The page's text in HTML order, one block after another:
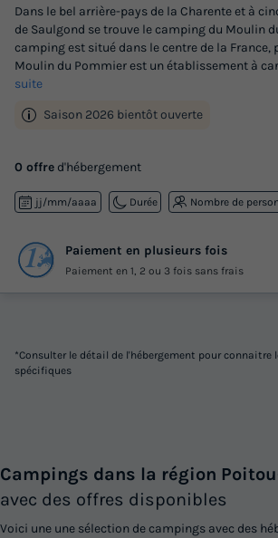
Dans le bel arrière-pays de la Charente et à
de Saulgond se trouve le camping du Moulin
camping est situé dans le centre de la France,
Moulin du Pommier est un établissement à
suite
Saison 2026 bientôt ouverte
0 offre d'hébergement
jj/mm/aaaa Durée Nombre de
Paiement en plusieurs fois
Paiement en 1, 2 ou 3 fois sans frais
*Consulter le détail de l'hébergement pour connaitre
spécifiques
Campings dans la région
avec des offres disponibles
Voici une une sélection de campings avec des